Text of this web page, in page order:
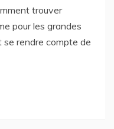
trouver
pour les grandes
se rendre compte de